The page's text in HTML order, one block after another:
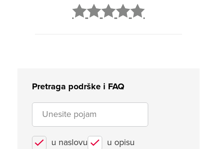
Pretraga podrške i FAQ
u naslovu u opisu